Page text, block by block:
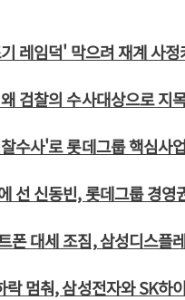
레임덕' 막으려 재계 사정
검찰의 수사대상으로 지
수사'로 롯데그룹 핵심사
선 신동빈, 롯데그룹 경영
폰 대세 조짐, 삼성디스플
멈춰, 삼성전자와 SK하